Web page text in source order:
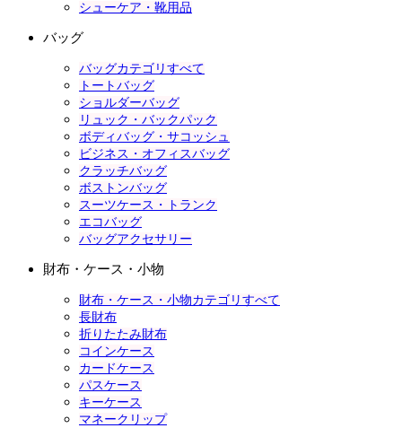
シューケア・靴用品
バッグ
バッグカテゴリすべて
トートバッグ
ショルダーバッグ
リュック・バックパック
ボディバッグ・サコッシュ
ビジネス・オフィスバッグ
クラッチバッグ
ボストンバッグ
スーツケース・トランク
エコバッグ
バッグアクセサリー
財布・ケース・小物
財布・ケース・小物カテゴリすべて
長財布
折りたたみ財布
コインケース
カードケース
パスケース
キーケース
マネークリップ